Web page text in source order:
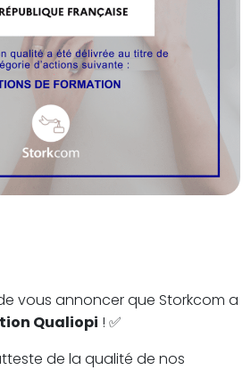
vous annoncer que Storkcom a
Qualiopi ! ✅
de la qualité de nos